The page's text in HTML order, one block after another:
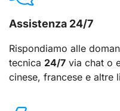
Assistenza 24/7
Rispondiamo alle
tecnica 24/7 via chat o
cinese, francese e altre